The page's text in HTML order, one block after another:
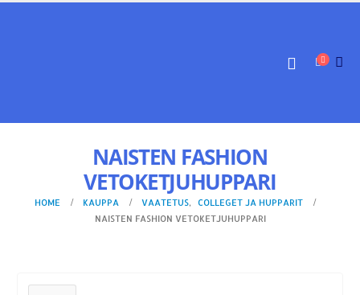
NAISTEN FASHION
VETOKETJUHUPPARI
HOME KAUPPA VAATETUS,
COLLEGET JA HUPPARIT
NAISTEN FASHION VETOKETJUHUPPARI